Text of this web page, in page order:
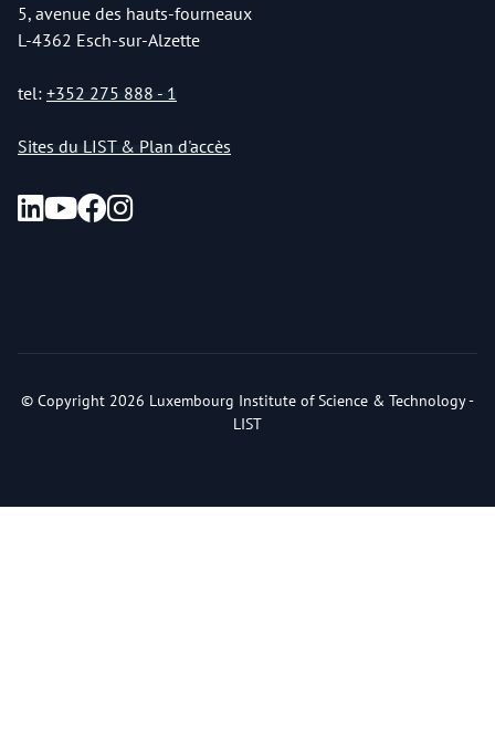
5, avenue des hauts-fourneaux
L-4362 Esch-sur-Alzette
tel: +352 275 888 - 1
Sites du LIST & Plan d'accès
© Copyright 2026 Luxembourg Institute of Science & Technology -
LIST